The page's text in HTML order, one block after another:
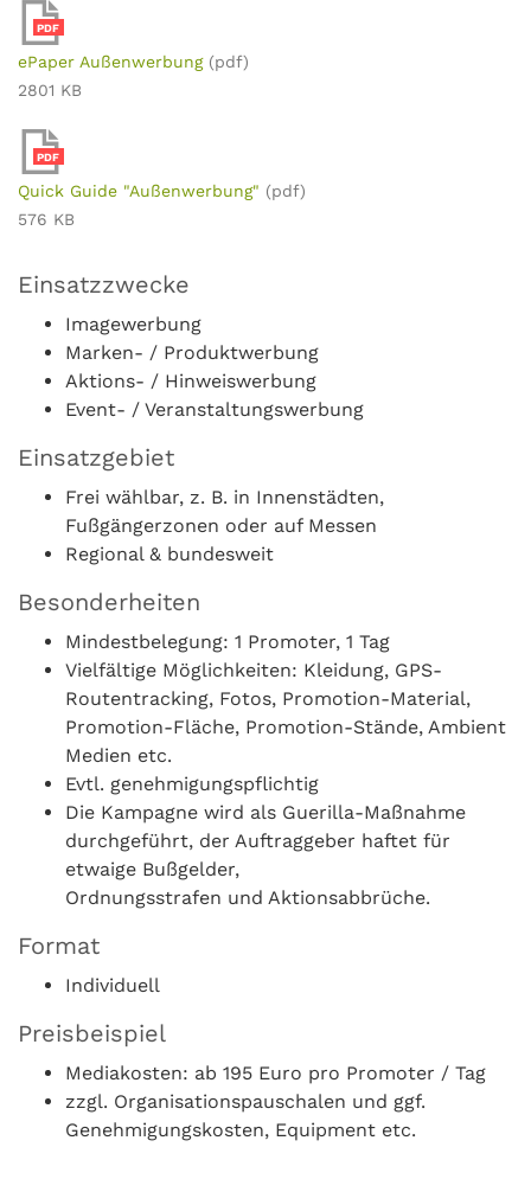
PDF
ePaper Außenwerbung (pdf)
2801 KB
PDF
Quick Guide "Außenwerbung" (pdf)
576 KB
Einsatzzwecke
Imagewerbung
Marken- / Produktwerbung
Aktions- / Hinweiswerbung
Event- / Veranstaltungswerbung
Einsatzgebiet
Frei wählbar, z. B. in Innenstädten,
Fußgängerzonen oder auf Messen
Regional & bundesweit
Besonderheiten
Mindestbelegung: 1 Promoter, 1 Tag
Vielfältige Möglichkeiten: Kleidung, GPS-
Routentracking, Fotos, Promotion-Material,
Promotion-Fläche, Promotion-Stände, Ambient
Medien etc.
Evtl. genehmigungspflichtig
Die Kampagne wird als Guerilla-Maßnahme
durchgeführt, der Auftraggeber haftet für
etwaige Bußgelder,
Ordnungsstrafen und Aktionsabbrüche.
Format
Individuell
Preisbeispiel
Mediakosten: ab 195 Euro pro Promoter / Tag
zzgl. Organisationspauschalen und ggf.
Genehmigungskosten, Equipment etc.